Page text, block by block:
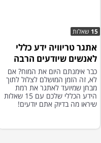
15 שאלות
אתגר טריוויה ידע כללי
לאנשים שיודעים הרבה
כבר אימנתם היום את המוח? אם
לא, זה הזמן המושלם לצלול לתוך
מבחן שמיועד לאתגר את רמת
הידע הכללי שלכם עם 15 שאלות
שיראו מה בדיוק אתם יודעים!